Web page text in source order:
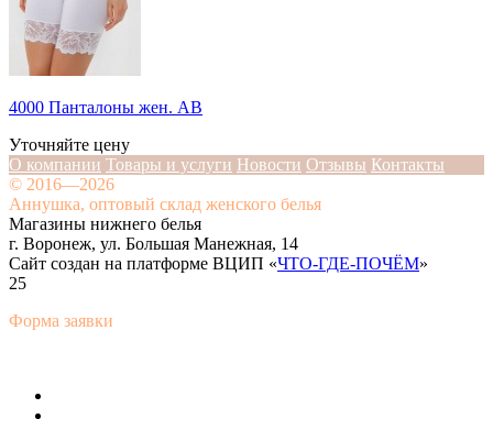
4000 Панталоны жен. АВ
Уточняйте цену
О компании Товары и услуги Новости Отзывы Контакты
© 2016—2026
Аннушка, оптовый склад женского белья
Магазины нижнего белья
г. Воронеж, ул. Большая Манежная, 14
Сайт создан на платформе ВЦИП «ЧТО-ГДЕ-ПОЧЁМ»
25
Форма заявки